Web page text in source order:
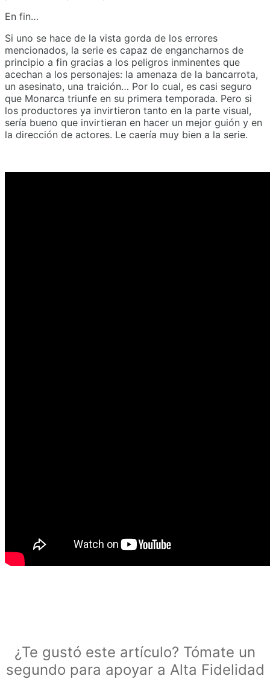
En fin…
Si uno se hace de la vista gorda de los errores
mencionados, la serie es capaz de engancharnos de
principio a fin gracias a los peligros inminentes que
acechan a los personajes: la amenaza de la bancarrota,
un asesinato, una traición… Por lo cual, es casi seguro
que Monarca triunfe en su primera temporada. Pero si
los productores ya invirtieron tanto en la parte visual,
sería bueno que invirtieran en hacer un mejor guión y en
la dirección de actores. Le caería muy bien a la serie.
¿Te gustó este artículo? Tómate un
segundo para apoyar a Alta Fidelidad